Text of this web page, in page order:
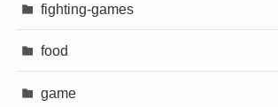
fighting-games
food
game